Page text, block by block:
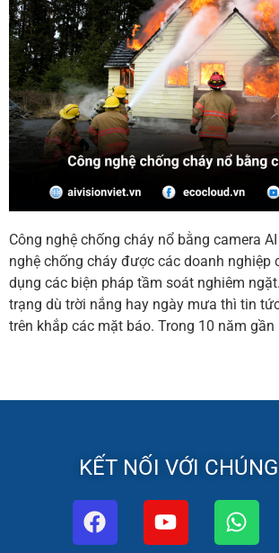
Công nghệ chống cháy nổ bằng camera
nghệ chống cháy được các doanh nghiệp
dụng các biện pháp tầm soát nghiêm
trạng dù trời nắng hay ngày mưa thì tin
trên khắp các mặt báo. Trong 10 năm gần
KẾT NỐI VỚI